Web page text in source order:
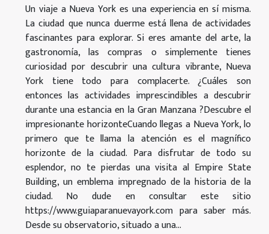
Un viaje a Nueva York es una experiencia en sí misma.
La ciudad que nunca duerme está llena de actividades
fascinantes para explorar. Si eres amante del arte, la
gastronomía, las compras o simplemente tienes
curiosidad por descubrir una cultura vibrante, Nueva
York tiene todo para complacerte. ¿Cuáles son
entonces las actividades imprescindibles a descubrir
durante una estancia en la Gran Manzana ?Descubre el
impresionante horizonteCuando llegas a Nueva York, lo
primero que te llama la atención es el magnífico
horizonte de la ciudad. Para disfrutar de todo su
esplendor, no te pierdas una visita al Empire State
Building, un emblema impregnado de la historia de la
ciudad. No dude en consultar este sitio
https://www.guiaparanuevayork.com para saber más.
Desde su observatorio, situado a una...